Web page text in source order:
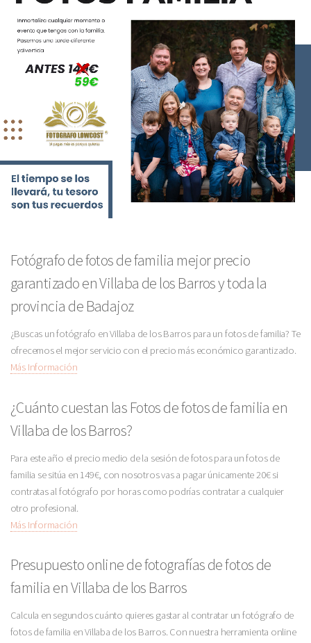
Fotógrafo de fotos de familia mejor precio
garantizado en Villaba de los Barros y toda la
provincia de Badajoz
¿Buscas un fotógrafo en Villaba de los Barros para un fotos de familia? Te
ofrecemos el mejor servicio con el precio más económico garantizado.
Más Información
¿Cuánto cuestan las Fotos de fotos de familia en
Villaba de los Barros?
Para este año el precio medio de la sesión de fotos para un fotos de
familia se sitúa en 149€, con nosotros vas a pagar únicamente 20€ si
contratas al fotógrafo por horas como podrías contratar a cualquier
otro profesional.
Más Información
Presupuesto online de fotografías de fotos de
familia en Villaba de los Barros
Calcula en segundos cuánto quieres gastar al contratar un fotógrafo de
fotos de familia en Villaba de los Barros. Con nuestra herramienta online